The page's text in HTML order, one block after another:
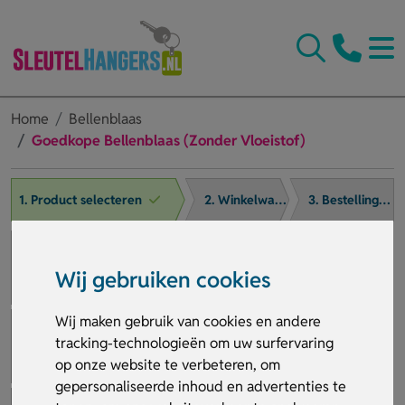
Wij gebruiken cookies
Wij maken gebruik van cookies en andere
tracking-technologieën om uw surfervaring
op onze website te verbeteren, om
gepersonaliseerde inhoud en advertenties te
Home
Bellenblaas
Goedkope Bellenblaas (Zonder Vloeistof)
1. Product selecteren 2. Winkelwagen 3. Bestelling afronden